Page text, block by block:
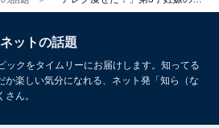
ネットの話題
ックをタイムリーにお届けします。知ってる
か楽しい気分になれる、ネット発「知ら（な
ん。